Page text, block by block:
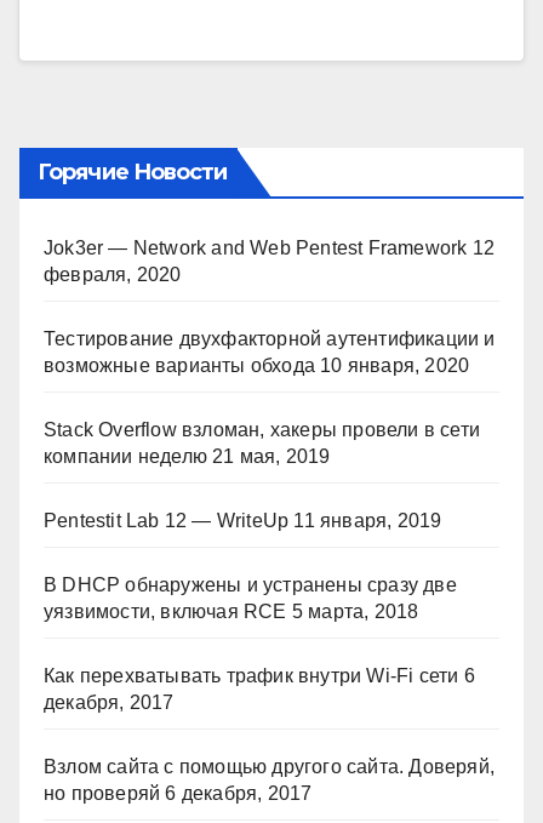
Горячие Новости
Jok3er — Network and Web Pentest Framework 12
февраля, 2020
Тестирование двухфакторной аутентификации и
возможные варианты обхода 10 января, 2020
Stack Overflow взломан, хакеры провели в сети
компании неделю 21 мая, 2019
Pentestit Lab 12 — WriteUp 11 января, 2019
В DHCP обнаружены и устранены сразу две
уязвимости, включая RCE 5 марта, 2018
Как перехватывать трафик внутри Wi-Fi сети 6
декабря, 2017
Взлом сайта с помощью другого сайта. Доверяй,
но проверяй 6 декабря, 2017